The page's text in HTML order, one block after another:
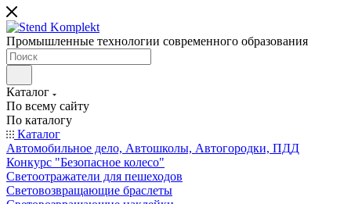
Промышленные технологии современного образования
Каталог
По всему сайту
По каталогу
Каталог
Автомобильное дело, Автошколы, Автогородки, ПДД
Конкурс "Безопасное колесо"
Светоотражатели для пешеходов
Световозвращающие браслеты